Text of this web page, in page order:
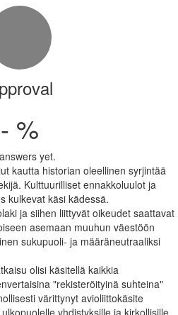
- %
yet.
kautta historian oleellinen syrjintää
Kulttuurilliset ennakkoluulot ja
kulkevat käsi kädessä.
ja siihen liittyvät oikeudet saattavat
asemaan muuhun väestöön
sukupuoli- ja määräneutraaliksi
olisi käsitellä kaikkia
"rekisteröityinä suhteina"
värittynyt avioliittokäsite
yhdistyksille ja kirkollisille